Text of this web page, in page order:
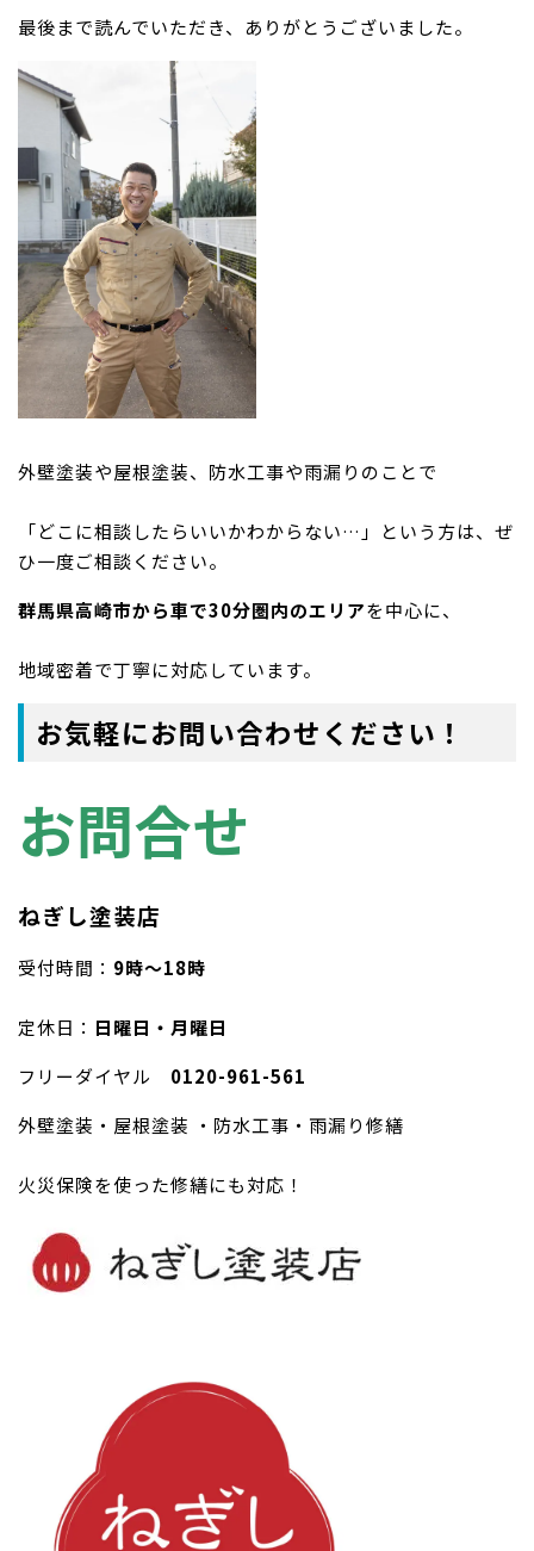
最後まで読んでいただき、ありがとうございました。
外壁塗装や屋根塗装、防水工事や雨漏りのことで
「どこに相談したらいいかわからない…」という方は、ぜ
ひ一度ご相談ください。
群馬県高崎市から車で30分圏内のエリアを中心に、
地域密着で丁寧に対応しています。
お気軽にお問い合わせください！
お問合せ
ねぎし塗装店
受付時間： 9時〜18時
定休日： 日曜日・月曜日
フリーダイヤル 0120-961-561
外壁塗装・屋根塗装 ・防水工事・雨漏り修繕
火災保険を使った修繕にも対応！